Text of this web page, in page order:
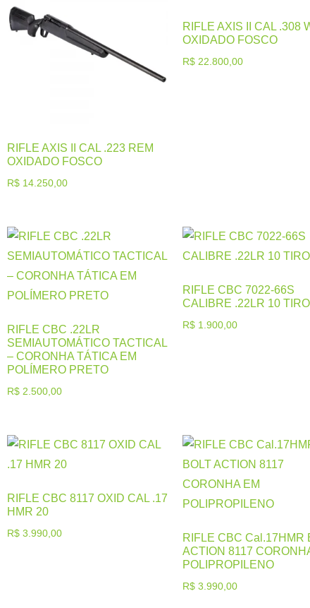
RIFLE AXIS II CAL .223 REM
OXIDADO FOSCO
R$ 14.250,00
RIFLE AXIS II CAL .308
OXIDADO FOSCO
R$22.800,00
RIFLE CBC .22LR
SEMIAUTOMÁTICO TACTICAL
– CORONHA TÁTICA EM
POLÍMERO PRETO
R$ 2.500,00
RIFLE CBC 7022-66S
CALIBRE .22LR 10
R$1.900,00
RIFLE CBC 8117 OXID CAL .17
HMR 20
R$ 3.990,00
RIFLE CBC Cal.17HMR
ACTION 8117
POLIPROPILENO
R$3.990,00